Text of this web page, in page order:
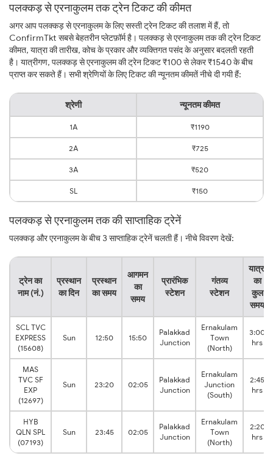
पलक्कड़ से एरनाकुलम तक ट्रेन टिकट की कीमत
अगर आप पलक्कड़ से एरनाकुलम के लिए सस्ती ट्रेन टिकट की तलाश में हैं, तो
ConfirmTkt सबसे बेहतरीन प्लेटफ़ॉर्म है। पलक्कड़ से एरनाकुलम तक की ट्रेन टिकट
कीमत, यात्रा की तारीख, कोच के प्रकार और व्यक्तिगत पसंद के अनुसार बदलती रहती
है। यात्रीगण, पलक्कड़ से एरनाकुलम की ट्रेन टिकट ₹100 से लेकर ₹1540 के बीच
प्राप्त कर सकते हैं। सभी श्रेणियों के लिए टिकट की न्यूनतम कीमतें नीचे दी गयी हैं:
श्रेणी न्यूनतम कीमत
1A ₹1190
2A ₹725
3A ₹520
SL ₹150
पलक्कड़ से एरनाकुलम तक की साप्ताहिक ट्रेनें
पलक्कड़ और एरनाकुलम के बीच 3 साप्ताहिक ट्रेनें चलती हैं। नीचे विवरण देखें:
ट्रेन का
नाम (नं.)
प्रस्थान
का दिन
प्रस्थान
का समय
आगमन
का
समय
प्रारंभिक
स्टेशन
गंतव्य
स्टेशन
यात्रा
का
कुल
समय
SCL TVC
EXPRESS
(15608)
Sun 12:50 15:50
Palakkad
Junction
Ernakulam
Town
(North)
3:00
hrs
MAS
TVC SF
EXP
(12697)
Sun 23:20 02:05
Palakkad
Junction
Ernakulam
Junction
(South)
2:45
hrs
HYB
QLN SPL
(07193)
Sun 23:45 02:05
Palakkad
Junction
Ernakulam
Town
(North)
2:20
hrs